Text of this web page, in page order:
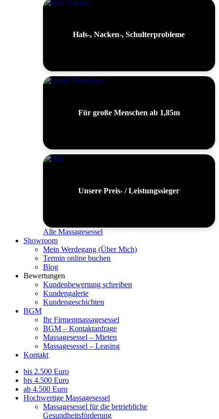
Hals-, Nacken-, Schulterprobleme
Für große Menschen ab 1,85m
Unsere Preis- / Leistungssieger
Alle Massagesessel
Showroom
Mein Werdegang (Über Mich)
Termin online buchen
Blog
Bewertungen
Kundenbewertung schreiben
Kundengalerie
Kundengeschichten
BGM
Ihr Firmenmassagesessel
BGM – Kontaktanfrage
Massagesessel – Mieten
Massagesessel – Leasing
Kontakt
bis 2.500 Euro
bis 4.500 Euro
ab 4.500 Euro
Hochwertige Massagesessel
Massagesessel für die betriebliche
Gesundheitsförderung